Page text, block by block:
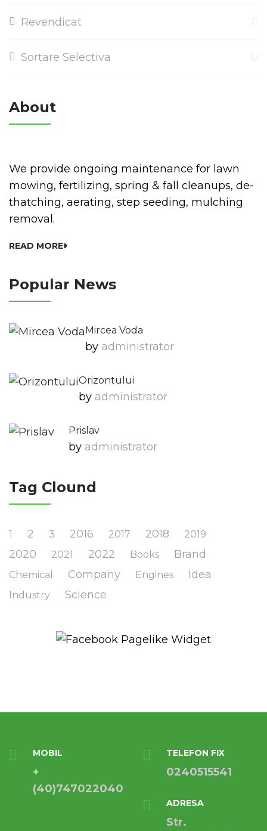
Revendicat
Sortare Selectiva
About
We provide ongoing maintenance for lawn
mowing, fertilizing, spring & fall cleanups, de-
thatching, aerating, step seeding, mulching
removal.
READ MORE
Popular News
Mircea Voda
by Administrator
Orizontului
by Administrator
Prislav
by Administrator
Tag Clound
1 2 3 2016 2017 2018 2019
2020 2021 2022 Books Brand
Chemical Company Engines Idea
Industry Science
MOBIL
+
(40)747022040
TELEFON FIX
0240515541
ADRESA
Str.